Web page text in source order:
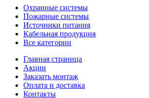
Охранные системы
Пожарные системы
Источники питания
Кабельная продукция
Все категории
Главная страница
Акции
Заказать монтаж
Оплата и доставка
Контакты